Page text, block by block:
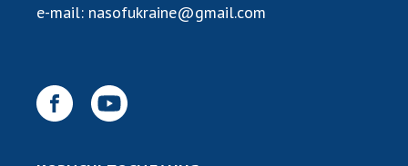
e-mail: nasofukraine@gmail.com